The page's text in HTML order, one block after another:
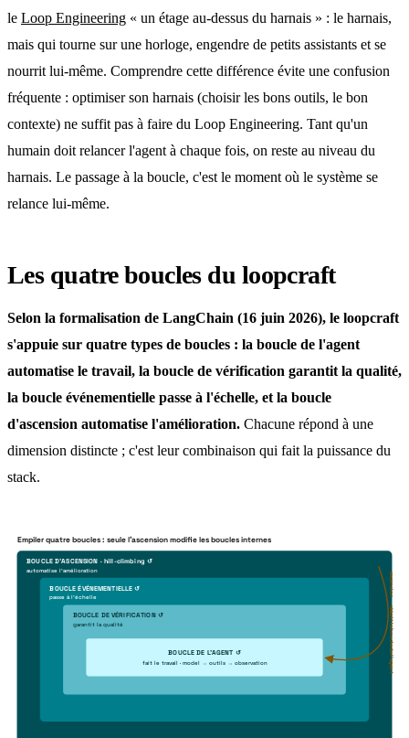
le Loop Engineering « un étage au-dessus du harnais » : le harnais,
mais qui tourne sur une horloge, engendre de petits assistants et se
nourrit lui-même. Comprendre cette différence évite une confusion
fréquente : optimiser son harnais (choisir les bons outils, le bon
contexte) ne suffit pas à faire du Loop Engineering. Tant qu'un
humain doit relancer l'agent à chaque fois, on reste au niveau du
harnais. Le passage à la boucle, c'est le moment où le système se
relance lui-même.
Les quatre boucles du loopcraft
Selon la formalisation de LangChain (16 juin 2026), le loopcraft
s'appuie sur quatre types de boucles : la boucle de l'agent
automatise le travail, la boucle de vérification garantit la qualité,
la boucle événementielle passe à l'échelle, et la boucle
d'ascension automatise l'amélioration. Chacune répond à une
dimension distincte ; c'est leur combinaison qui fait la puissance du
stack.
Empiler quatre boucles : seule l'ascension modifie les boucles internes
BOUCLE D'ASCENSION · hill-climbing ↺
automatise l'amélioration
BOUCLE ÉVÉNEMENTIELLE ↺
passe à l'échelle
BOUCLE DE VÉRIFICATION ↺
garantit la qualité
BOUCLE DE L'AGENT ↺
fait le travail · model → outils → observation ascension → réécrit la boucle de l'agent